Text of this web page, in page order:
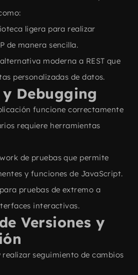
ligera para realizar
de manera sencilla.
moderna a REST que
personalizadas de datos.
y Debugging
funcione correctamente
requiere herramientas
de pruebas que permite
y funciones de JavaScript.
pruebas de extremo a
interactivas.
Versiones y
seguimiento de cambios